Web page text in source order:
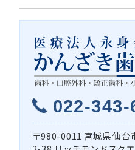
022-343-
980-0011 宮城県仙台